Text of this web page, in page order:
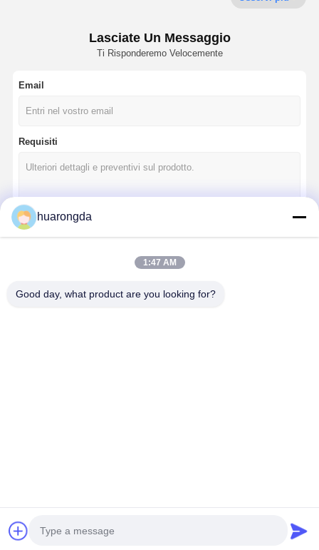
Chiacchieri
Custodia in pressofusione
Lasciate Un Messaggio
Ti Risponderemo Velocemente
Email
Requisiti
2025 Shenzhen Rishenglong Co., Ltd.. All Rights Reserved.
huarongda
1:47 AM
Good day, what product are you looking for?